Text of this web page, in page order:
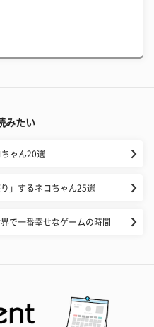
みたい
ゃん20選
」するネコちゃん25選
で一番幸せなゲームの時間